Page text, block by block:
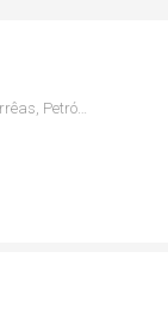
Rua Doutor Agostinho Goulão - Corrêas, Petrópolis